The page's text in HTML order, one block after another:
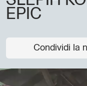
EPIC
Condividi la